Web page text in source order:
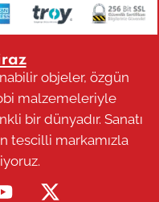
objeler, özgün
malzemeleriyle
bir dünyadır. Sanatı
tescilli markamızla